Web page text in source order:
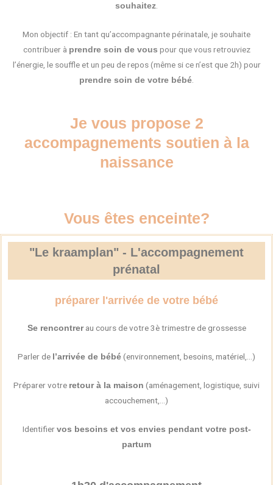
souhaitez.
Mon objectif : En tant qu’accompagnante périnatale, je souhaite
contribuer à prendre soin de vous pour que vous retrouviez
l’énergie, le souffle et un peu de repos (même si ce n’est que 2h) pour
prendre soin de votre bébé
Je vous propose 2
accompagnements soutien à la
naissance
Vous êtes enceinte?
"Le kraamplan" - L'accompagnement
prénatal
préparer l'arrivée de votre bébé
Se rencontrerau cours de votre 3è trimestre de grossesse
Parler de l’arrivée de bébé (environnement, besoins, matériel,…)
Préparer votre retour à la maison (aménagement, logistique, suivi
accouchement,…)
Identifier vos besoins et vos envies pendant votre post-
partum